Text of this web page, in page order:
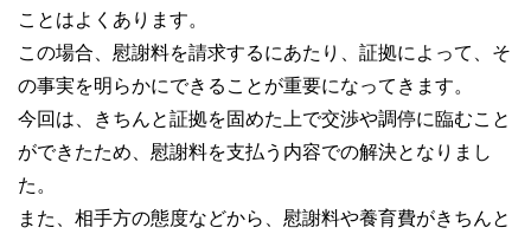
ことはよくあります。
この場合、慰謝料を請求するにあたり、証拠によって、そ
の事実を明らかにできることが重要になってきます。
今回は、きちんと証拠を固めた上で交渉や調停に臨むこと
ができたため、慰謝料を支払う内容での解決となりまし
た。
また、相手方の態度などから、慰謝料や養育費がきちんと